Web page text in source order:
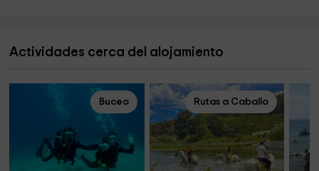
Actividades cerca del alojamiento
Buceo Rutas a Caballo